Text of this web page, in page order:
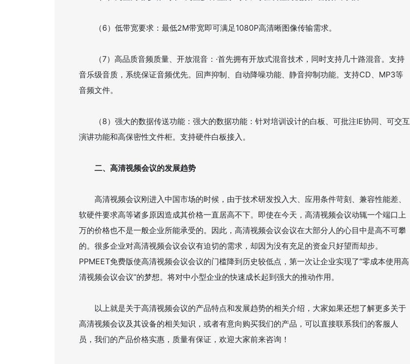
（6）低带宽要求：最低2M带宽即可满足1080P高清晰图像传输需求。
（7）高品质音频质量、开放混音：·首先拥有开放式混音技术，同时支持几十路混音。支持
音乐级音质，系统保证音频优先。回声抑制、自动降噪功能、静音抑制功能。支持CD、MP3等
音频文件。
（8）强大的数据传送功能：强大的数据功能：针对培训设计的白板、可批注IE协同、可交互
演讲功能和高保密性文件柜。支持硬件白板接入。
二、高清视频会议的发展趋势
高清视频会议刚进入中国市场的时候，由于技术研发投入大、应用条件苛刻、兼容性能差、
软硬件要求高等诸多原因造成其价格一直居高不下。即使在今天，高清视频会议动辄一个端口上
万的价格也不是一般企业所能承受的。因此，高清视频会议会议在大部分人的心目中是高不可攀
的。很多企业对高清视频会议会议有迫切的需求，却因为没有充足的资金只好望而却步。
PPMEET免费版使高清视频会议会议的门槛降到历史较低点，第一次让企业实现了“零成本使用高
清视频会议会议”的梦想。将对中小型企业的快速成长起到强大的推动作用。
以上就是关于高清视频会议的产品特点和发展趋势的相关介绍，大家如果还想了解更多关于
高清视频会议及其设备的相关知识，或者有意向购买我们的产品，可以直接联系我们的客服人
员，我们的产品价格实惠，质量有保证，欢迎大家前来咨询！